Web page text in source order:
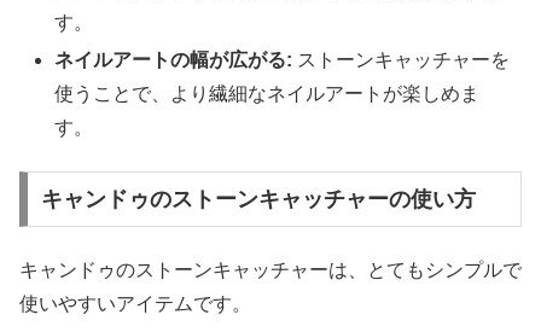
す。
ネイルアートの幅が広がる: ストーンキャッチャーを
使うことで、より繊細なネイルアートが楽しめま
す。
キャンドゥのストーンキャッチャーの使い方
キャンドゥのストーンキャッチャーは、とてもシンプルで
使いやすいアイテムです。